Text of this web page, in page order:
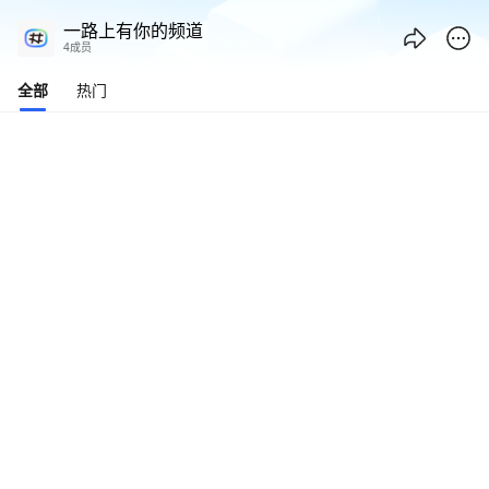
一路上有你的频道
4成员
全部 热门